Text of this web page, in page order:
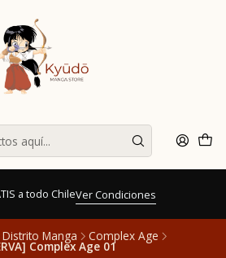
a todo ChileVer Condiciones
Distrito Manga Complex Age
Complex Age 01